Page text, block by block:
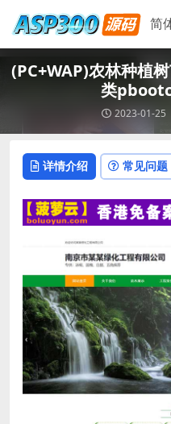
(PC+WAP)农林种植
类
2023-01-25
详情介绍 常见问题